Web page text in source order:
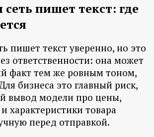
пишет текст: где
пишет текст уверенно, но это
ответственности: она может
факт тем же ровным тоном,
бизнеса это главный риск,
вывод модели про цены,
характеристики товара
перед отправкой.